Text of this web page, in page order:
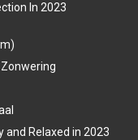
In 2023
Zonwering
and Relaxed in 2023